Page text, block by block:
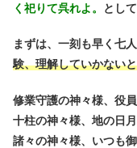
く祀りて呉れよ。
とし
まずは、一刻も早く七
験、理解していかない
修業守護の神々様、役
十柱の神々様、地の日
諸々の神々様、いつも